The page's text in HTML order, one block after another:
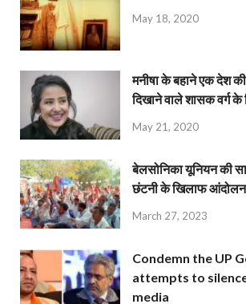
May 18, 2020
मनीषा के बहाने एक देश
दिखाने वाले शासक वर्ग के
May 21, 2020
बेलसोनिका यूनियन की
छंटनी के खिलाफ
March 27, 2023
Condemn the UP
attempts to
media